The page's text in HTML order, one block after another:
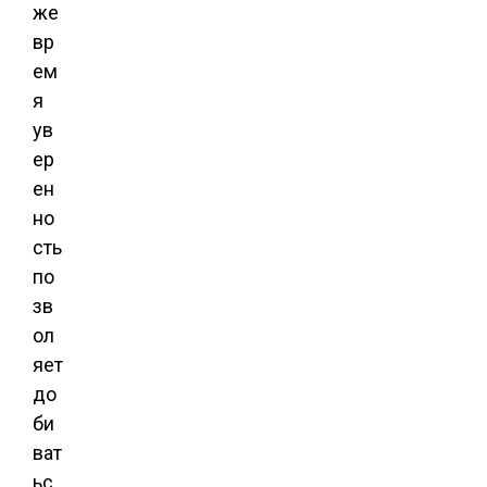
же
вр
ем
я
ув
ер
ен
но
сть
по
зв
ол
яет
до
би
ват
ьс